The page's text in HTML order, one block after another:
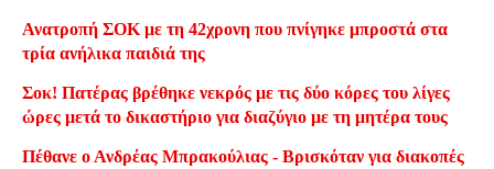
Ανατροπή ΣΟΚ με τη 42χρονη που πνίγηκε μπροστά στα
τρία ανήλικα παιδιά της
Σοκ! Πατέρας βρέθηκε νεκρός με τις δύο κόρες του λίγες
ώρες μετά το δικαστήριο για διαζύγιο με τη μητέρα τους
Πέθανε ο Ανδρέας Μπρακούλιας - Βρισκόταν για διακοπές